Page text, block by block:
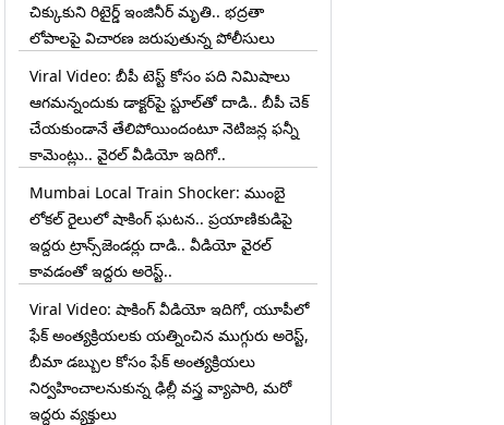
చిక్కుకుని రిటైర్డ్ ఇంజినీర్ మృతి.. భద్రతా
లోపాలపై విచారణ జరుపుతున్న పోలీసులు
Viral Video: బీపీ టెస్ట్‌ కోసం పది నిమిషాలు
ఆగమన్నందుకు డాక్టర్‌పై స్టూల్‌తో దాడి.. బీపీ చెక్
చేయకుండానే తేలిపోయిందంటూ నెటిజన్ల ఫన్నీ
కామెంట్లు.. వైరల్ వీడియో ఇదిగో..
Mumbai Local Train Shocker: ముంబై
లోకల్ రైలులో షాకింగ్ ఘటన.. ప్రయాణికుడిపై
ఇద్దరు ట్రాన్స్‌జెండర్లు దాడి.. వీడియో వైరల్
కావడంతో ఇద్దరు అరెస్ట్..
Viral Video: షాకింగ్ వీడియో ఇదిగో, యూపీలో
ఫేక్ అంత్యక్రియలకు యత్నించిన ముగ్గురు అరెస్ట్,
బీమా డబ్బుల కోసం ఫేక్ అంత్యక్రియలు
నిర్వహించాలనుకున్న ఢిల్లీ వస్త్ర వ్యాపారి, మరో
ఇద్దరు వ్యక్తులు